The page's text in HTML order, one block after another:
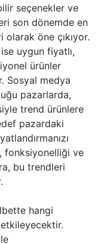
seçenekler ve
son dönemde en
olarak öne çıkıyor.
uygun fiyatlı,
ürünler
Sosyal medya
pazarlarda,
trend ürünlere
pazardaki
fonksiyonelliği ve
bu trendleri
hangi
etkileyecektir.